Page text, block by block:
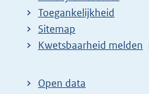
Toegankelijkheid
Sitemap
E
t
Kwetsbaarheid melden
Open data